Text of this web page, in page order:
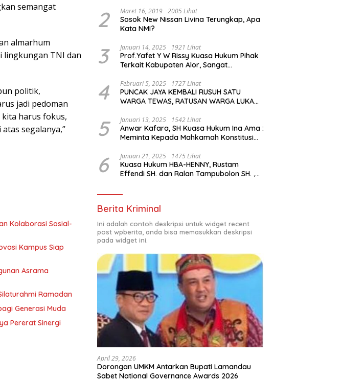
semangat
almarhum
lingkungan TNI dan
politik,
jadi pedoman
kita harus fokus,
segalanya,”
Kolaborasi Sosial-
Kampus Siap
Asrama
Ramadan
Generasi Muda
Pererat Sinergi
Orang yang Miskin di Kabupaten Sumba
Tengah
2 Maret 16, 2019 2005 Lihat
Sosok New Nissan Livina Terungkap, Apa
Kata NMI?
3 Januari 14, 2025 1921 Lihat
Prof.Yafet Y W Rissy Kuasa Hukum Pihak
Terkait Kabupaten Alor, Sangat
Keputusan yang Hikmat oleh Bapak
Imanuel dan Bapak Rey Mencabut
Gugatannya ke MK
4 Februari 5, 2025 1727 Lihat
PUNCAK JAYA KEMBALI RUSUH SATU
WARGA TEWAS, RATUSAN WARGA LUKA
TERBAKAR
5 Januari 13, 2025 1542 Lihat
Anwar Kafara, SH Kuasa Hukum Ina Ama :
Meminta Kepada Mahkamah Konstitusi
TPS Bermasalah
6 Januari 21, 2025 1475 Lihat
Kuasa Hukum HBA-HENNY, Rustam
Effendi SH. dan Ralan Tampubolon SH. ,
di MK9
Berita Kriminal
Ini adalah contoh deskripsi untuk widget recent
post wpberita, anda bisa memasukkan deskripsi
pada widget ini.
April 29, 2026
Dorongan UMKM Antarkan Bupati Lamandau
Sabet National Governance Awards 2026